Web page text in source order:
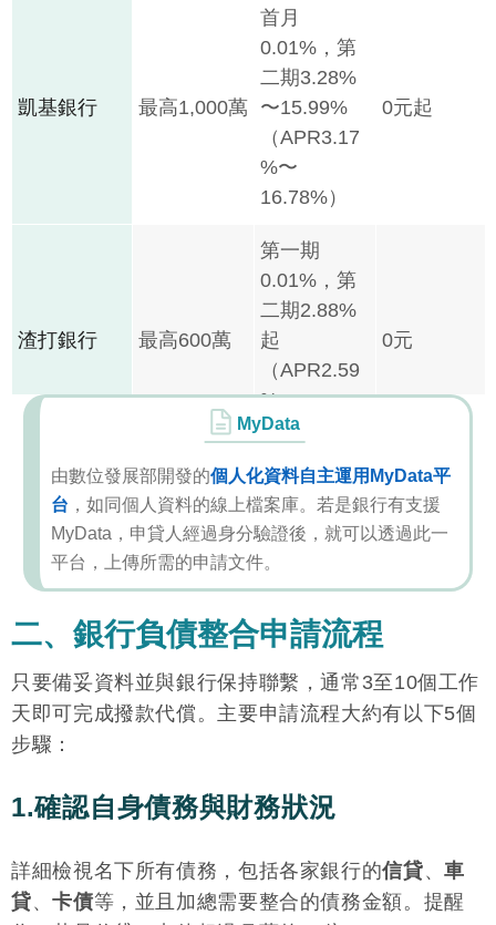
凱基銀行 最高1,000萬
首月
0.01%，第
二期3.28%
〜15.99%
（APR3.17
%〜
16.78%）
0元起
渣打銀行 最高600萬
第一期
0.01%，第
二期2.88%
起
（APR2.59
%〜
15.39%）
0元
玉山銀行 最高800萬
2.95%〜
16.00%，
（APR3.22
%〜
最高減免
前六期
1.88%〜
9.88%，第
16%
%〜
16.08%）
MyData
由數位發展部開發的個人化資料自主運用MyData平
台 ，如同個人資料的線上檔案庫。若是銀行有支援
MyData，申貸人經過身分驗證後，就可以透過此一
平台，上傳所需的申請文件。
二、銀行負債整合申請流程
只要備妥資料並與銀行保持聯繫，通常3至10個工作
天即可完成撥款代償。主要申請流程大約有以下5個
步驟：
1.確認自身債務與財務狀況
詳細檢視名下所有債務，包括各家銀行的信貸、車
貸、卡債等，並且加總需要整合的債務金額。提醒